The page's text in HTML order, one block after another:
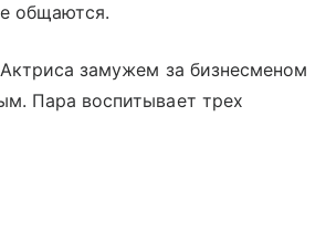
общаются.
замужем за бизнесменом
Пара воспитывает трех